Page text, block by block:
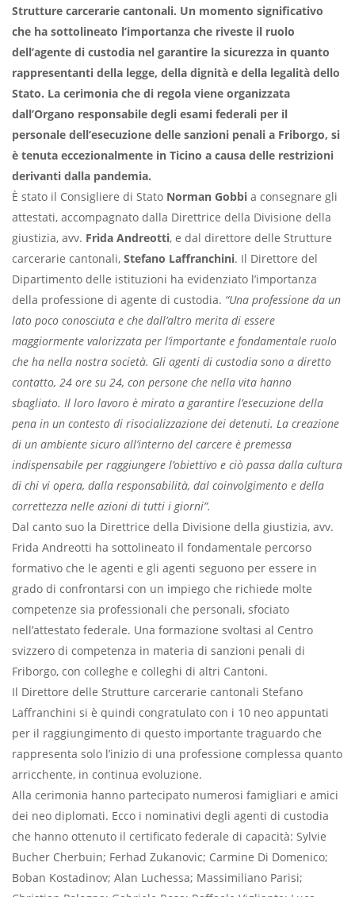
Strutture carcerarie cantonali. Un momento significativo
che ha sottolineato l’importanza che riveste il ruolo
dell’agente di custodia nel garantire la sicurezza in quanto
rappresentanti della legge, della dignità e della legalità dello
Stato. La cerimonia che di regola viene organizzata
dall’Organo responsabile degli esami federali per il
personale dell’esecuzione delle sanzioni penali a Friborgo, si
è tenuta eccezionalmente in Ticino a causa delle restrizioni
derivanti dalla pandemia.
È stato il Consigliere di Stato Norman Gobbi a consegnare gli
attestati, accompagnato dalla Direttrice della Divisione della
giustizia, avv. Frida Andreotti, e dal direttore delle Strutture
carcerarie cantonali, Stefano Laffranchini. Il Direttore del
Dipartimento delle istituzioni ha evidenziato l’importanza
della professione di agente di custodia. “Una professione da un
lato poco conosciuta e che dall’altro merita di essere
maggiormente valorizzata per l’importante e fondamentale ruolo
che ha nella nostra società. Gli agenti di custodia sono a diretto
contatto, 24 ore su 24, con persone che nella vita hanno
sbagliato. Il loro lavoro è mirato a garantire l’esecuzione della
pena in un contesto di risocializzazione dei detenuti. La creazione
di un ambiente sicuro all’interno del carcere è premessa
indispensabile per raggiungere l’obiettivo e ciò passa dalla cultura
di chi vi opera, dalla responsabilità, dal coinvolgimento e della
correttezza nelle azioni di tutti i giorni”.
Dal canto suo la Direttrice della Divisione della giustizia, avv.
Frida Andreotti ha sottolineato il fondamentale percorso
formativo che le agenti e gli agenti seguono per essere in
grado di confrontarsi con un impiego che richiede molte
competenze sia professionali che personali, sfociato
nell’attestato federale. Una formazione svoltasi al Centro
svizzero di competenza in materia di sanzioni penali di
Friborgo, con colleghe e colleghi di altri Cantoni.
Il Direttore delle Strutture carcerarie cantonali Stefano
Laffranchini si è quindi congratulato con i 10 neo appuntati
per il raggiungimento di questo importante traguardo che
rappresenta solo l’inizio di una professione complessa quanto
arricchente, in continua evoluzione.
Alla cerimonia hanno partecipato numerosi famigliari e amici
dei neo diplomati. Ecco i nominativi degli agenti di custodia
che hanno ottenuto il certificato federale di capacità: Sylvie
Bucher Cherbuin; Ferhad Zukanovic; Carmine Di Domenico;
Boban Kostadinov; Alan Luchessa; Massimiliano Parisi;